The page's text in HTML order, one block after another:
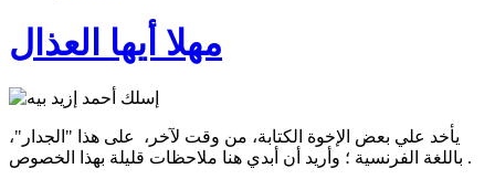
مهلا أيها العذال
يأخد علي بعض الإخوة الكتابة، من وقت لآخر، على هذا "الجدار"،
باللغة الفرنسية ؛ وأريد أن أبدي هنا ملاحظات قليلة بهذا الخصوص.